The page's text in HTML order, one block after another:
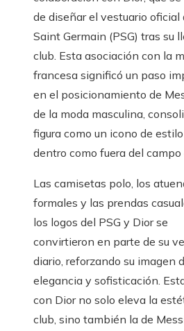
de diseñar el vestuario oficial
Saint Germain (PSG) tras su
club. Esta asociación con la
francesa significó un paso
en el posicionamiento de
de la moda masculina,
figura como un icono de
dentro como fuera del
Las camisetas polo, los
formales y las prendas
los logos del PSG y Dior se
convirtieron en parte de su
diario, reforzando su imagen
elegancia y sofisticación.
con Dior no solo eleva la
club, sino también la de